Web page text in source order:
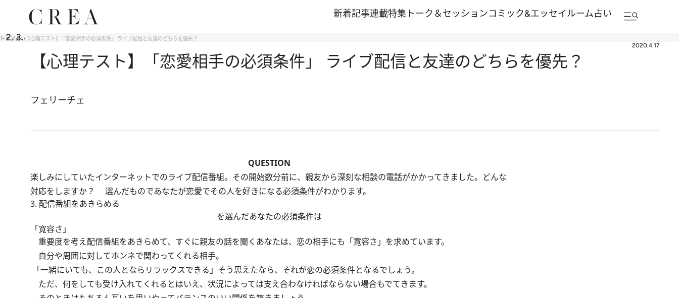
新着記事連載特集 トーク＆セッションコミック&エッセイルーム占い
トップ占い 【心理テスト】「恋愛相手の必須条件」 ライブ配信と友達のどちらを優先？
2020.4.17
【心理テスト】「恋愛相手の必須条件」 ライブ配信と友達のどちらを優先？
フェリーチェ
QUESTION
楽しみにしていたインターネットでのライブ配信番組。その開始数分前に、親友から深刻な相談の電話がかかってきました。どんな
対応をしますか？ 選んだものであなたが恋愛でその人を好きになる必須条件がわかります。
3. 配信番組をあきらめる
を選んだあなたの必須条件は
「寛容さ」
重要度を考え配信番組をあきらめて、すぐに親友の話を聞くあなたは、恋の相手にも「寛容さ」を求めています。
自分や周囲に対してホンネで関わってくれる相手。
「一緒にいても、この人とならリラックスできる」そう思えたなら、それが恋の必須条件となるでしょう。
ただ、何をしても受け入れてくれるとはいえ、状況によっては支え合わなければならない場合もでてきます。